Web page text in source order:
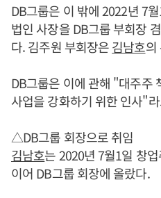
DB그룹은 이 밖에 2022년 7
법인 사장을 DB그룹 부회장
다. 김주원 부회장은김남호의
DB그룹은 이에 관해 "대주주
사업을 강화하기 위한 인사"
△DB그룹 회장으로 취임
김남호는 2020년 7월1일 창
이어 DB그룹 회장에 올랐다.